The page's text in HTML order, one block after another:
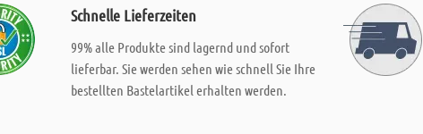
Schnelle Lieferzeiten
99% alle Produkte sind lagernd und sofort
lieferbar. Sie werden sehen wie schnell Sie Ihre
bestellten Bastelartikel erhalten werden.